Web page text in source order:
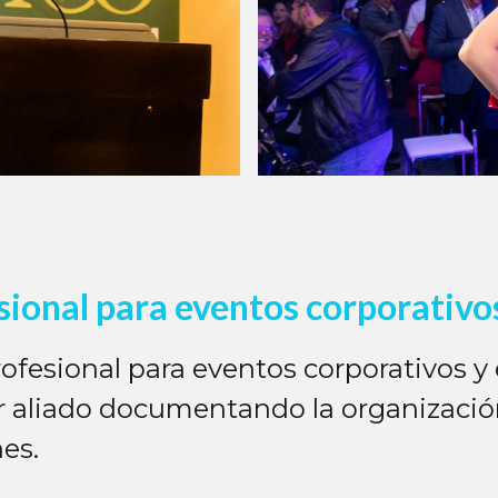
para eventos
para eventos corporativos y
aliado documentando la